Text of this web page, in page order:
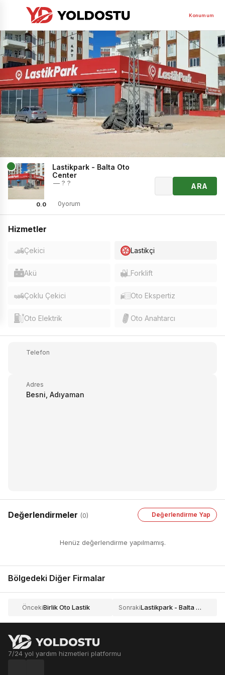
Konumum
0.0
Lastikpark - Balta Oto
Center
— ? ?
0yorum
ARA
Hizmetler
Çekici Lastikçi
Akü Forklift
Çoklu Çekici Oto Ekspertiz
Oto Elektrik Oto Anahtarcı
Telefon
Adres
Besni, Adıyaman
Değerlendirmeler (0) Değerlendirme Yap
Henüz değerlendirme yapılmamış.
Bölgedeki Diğer Firmalar
ÖncekiBirlik Oto Lastik Sonraki Lastikpark - Balta Oto Centerr
7/24 yol yardım hizmetleri platformu